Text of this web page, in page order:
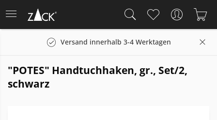
Versand innerhalb 3-4 Werktagen
"POTES" Handtuchhaken, gr., Set/2,
schwarz